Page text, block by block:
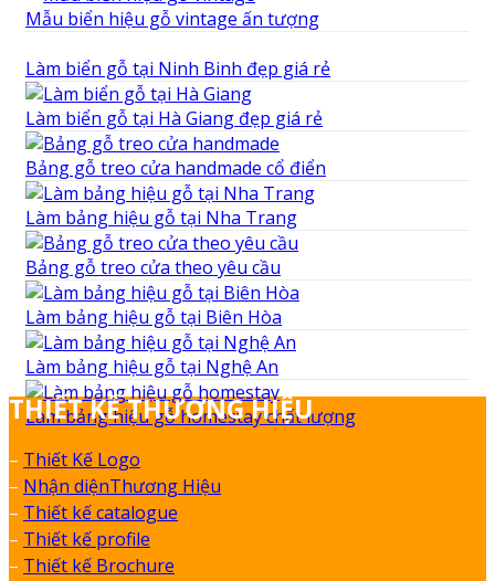
Mẫu biển hiệu gỗ vintage ấn tượng
Làm biển gỗ tại Ninh Binh đẹp giá rẻ
Làm biển gỗ tại Hà Giang đẹp giá rẻ
Bảng gỗ treo cửa handmade cổ điển
Làm bảng hiệu gỗ tại Nha Trang
Bảng gỗ treo cửa theo yêu cầu
Làm bảng hiệu gỗ tại Biên Hòa
Làm bảng hiệu gỗ tại Nghệ An
Làm bảng hiệu gỗ homestay chất lượng
THIẾT KẾ THƯƠNG HIỆU
– Thiết Kế Logo
– Nhận diệnThương Hiệu
– Thiết kế catalogue
– Thiết kế profile
– Thiết kế Brochure